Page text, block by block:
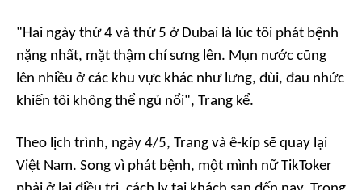
"Hai ngày thứ 4 và thứ 5 ở Dubai là lúc tôi phát bệnh
nặng nhất, mặt thậm chí sưng lên. Mụn nước cũng
lên nhiều ở các khu vực khác như lưng, đùi, đau nhức
khiến tôi không thể ngủ nổi", Trang kể.
Theo lịch trình, ngày 4/5, Trang và ê-kíp sẽ quay lại
Việt Nam. Song vì phát bệnh, một mình nữ TikToker